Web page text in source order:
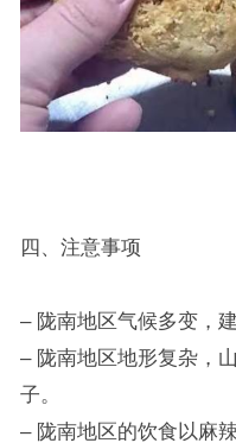
四、注意事项
– 陇南地区气候多变，
– 陇南地区地形复杂，
子。
– 陇南地区的饮食以麻